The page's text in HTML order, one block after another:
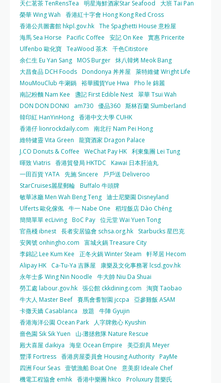
天仁茗茶 TenRensTea 明星海鮮酒家Star Seafood
大班 Tai Pan
榮華 Wing Wah
香港紅十字會 Hong Kong Red Cross
香港公共圖書館 hkpl.gov.hk The Spaghetti House 意粉屋
海馬 Sea Horse
Pacific Coffee 安記 On Kee
實惠 Pricerite
Ulfenbo 歐化寶 TeaWood 茶木 千色Citistore
余仁生 Eu Yan Sang MOS Burger 炑八韓烤 Meok Bang
大昌食品 DCH Foods Dondonya 丼丼屋
萊特維健 Wright Life
MouMouClub 牛涮鍋 裕華國貨Yue Hwa
Pho le 錦麗
南記粉麵 Nam Kee
盞記 First Edible Nest 翠華 Tsui Wah
DON DON DONKI
am730 優品360 斯林百蘭 Slumberland
韓印紅 HanYinHong 香港中文大學 CUHK
香港仔 lionrockdaily.com
南北行 Nam Pei Hong
維特健靈 Vita Green
龍寶酒家 Dragon Palace
J.CO Donuts & Coffee
WeChat Pay HK 利東集團 Lei Tung
暉致 Viatris 香港貿發局 HKTDC
Kawai 日本肝油丸
一田百貨 YATA 先施 Sincere
戶戶送 Deliveroo
StarCruises麗星郵輪 Buffalo 牛頭牌
敏華冰廳 Men Wah Beng Teng 迪士尼樂園 Disneyland
Ulferts 歐化傢俬 牛一 Nabe One
稻埕飯店 Dào Chéng
簡簡單單 ecLiving BoC Pay 位元堂 Wai Yuen Tong
官燕棧 ibnest 長者安居協會 schsa.org.hk
Starbucks 星巴克
安興號 onhingho.com
富城火鍋 Treasure City
李錦記 Lee Kum Kee
正冬火鍋 Winter Steam
軒琴居 Hecom
Alipay HK
Ca-Tu-Ya 吉豚屋
康樂及文化事務署 lcsd.gov.hk
永年士多 Wing Nin Noodle
牛大帥 Niu Da Shuai
勞工處 labour.gov.hk 張公館 ckkdining.com
淘寶 Taobao
牛大人 Master Beef 賽馬會耆智園 jccpa
亞參雞飯 ASAM
卡撒天嬌 Casablanca
放題
牛陣 Gyujin
香港海洋公園 Ocean Park
人字牌救心 Kyushin
嗇色園 Sik Sik Yuen
山‧灘拯救隊 Nature Rescue
殿大喜屋 daikiya
海皇 Ocean Empire
美亞廚具 Meyer
豐澤 Fortress 香港房屋委員會 Housing Authority PayMe
四洲 Four Seas 壹號漁船 Boat One
意美廚 Ideale Chef
機電工程協會 emhk 香港中樂團 hkco
Proluxury 普樂氏